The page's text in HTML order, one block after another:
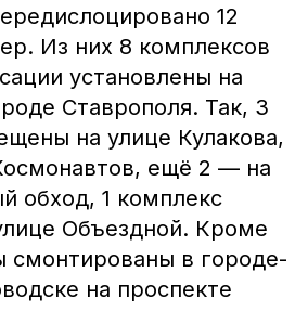
12
Из них 8 комплексов
установлены на
Ставрополя. Так, 3
на улице Кулакова,
ещё 2 — на
обход, 1 комплекс
Объездной. Кроме
смонтированы в городе-
на проспекте